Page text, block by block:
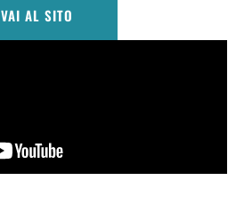
VAI AL SITO